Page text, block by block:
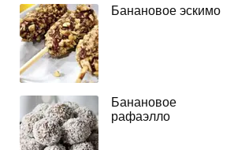
Банановое эскимо
Банановое
рафаэлло